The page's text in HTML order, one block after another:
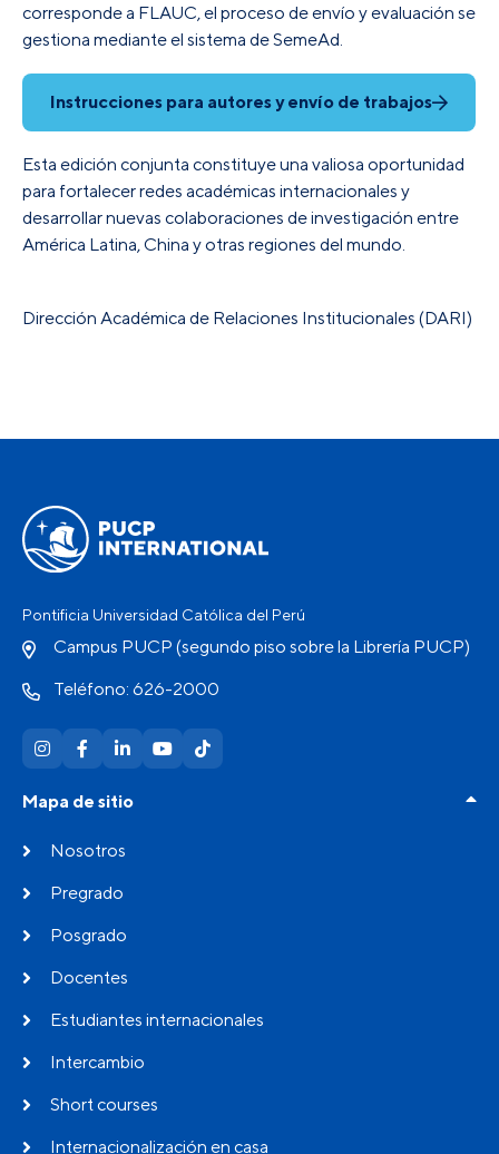
corresponde a FLAUC, el proceso de envío y evaluación se
gestiona mediante el sistema de SemeAd.
Instrucciones para autores y envío de trabajos
Esta edición conjunta constituye una valiosa oportunidad
para fortalecer redes académicas internacionales y
desarrollar nuevas colaboraciones de investigación entre
América Latina, China y otras regiones del mundo.
Dirección Académica de Relaciones Institucionales (DARI)
Pontificia Universidad Católica del Perú
Campus PUCP (segundo piso sobre la Librería PUCP)
Teléfono: 626-2000
Mapa de sitio
Nosotros
Pregrado
Posgrado
Docentes
Estudiantes internacionales
Intercambio
Short courses
Internacionalización en casa